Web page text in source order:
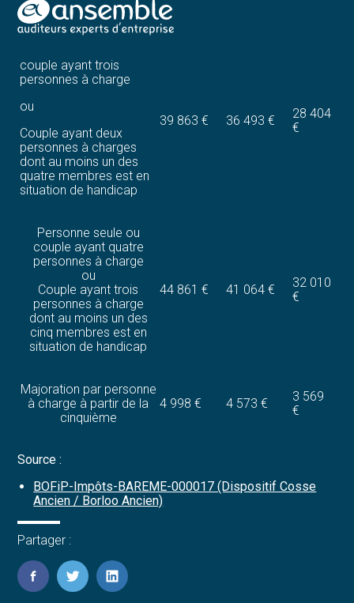
Aller
au
situation de handicap
couple ayant trois
personnes à charge
ou
Couple ayant deux
personnes à charges
dont au moins un des
quatre membres est en
situation de handicap
39 863 € 36 493 €
28 404
€
Personne seule ou
couple ayant quatre
personnes à charge
ou
Couple ayant trois
personnes à charge
dont au moins un des
cinq membres est en
situation de handicap
44 861 € 41 064 €
32 010
€
Majoration par personne
à charge à partir de la
cinquième
4 998 € 4 573 €
3 569
€
Source :
BOFiP-Impôts-BAREME-000017 (Dispositif Cosse
Ancien / Borloo Ancien)
Partager :
FaceBook
TwitterLinkedIn